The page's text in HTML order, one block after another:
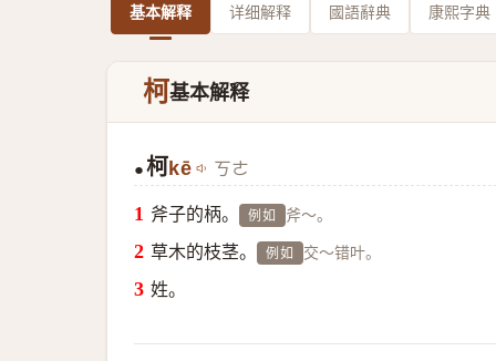
基本解释 详细解释 國語辭典 康熙字典
柯基本解释
● 柯 kē ㄎㄜ
斧子的柄。 例如 斧～。
草木的枝茎。 例如 交～错叶。
姓。